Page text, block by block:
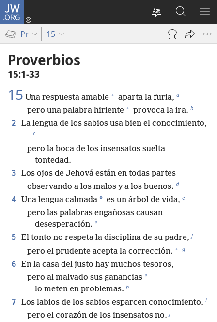
JW.ORG
Cambiar
idioma
del sitio
Iniciar
sesión
en
jw.org
Pr 15
Proverbios
15:1-33
15 Una respuesta amable * aparta la furia, a
pero una palabra hiriente * provoca la ira. b
2 La lengua de los sabios usa bien el conocimiento,
c
pero la boca de los insensatos suelta
tontedad.
3 Los ojos de Jehová están en todas partes
observando a los malos y a los buenos. d
4 Una lengua calmada * es un árbol de vida, e
pero las palabras engañosas causan
desesperación. *
5 El tonto no respeta la disciplina de su padre, f
pero el prudente acepta la corrección. * g
6 En la casa del justo hay muchos tesoros,
pero al malvado sus ganancias *
lo meten en problemas. h
7 Los labios de los sabios esparcen conocimiento, i
pero el corazón de los insensatos no. j